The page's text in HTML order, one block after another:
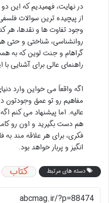
در نهایت، فهمیدیم که این
از پیچیده ترین سوالات
وجود تفاوت ها و نقدها،
روانشناسی، شناختی و
گراهام و جنت لوین که به
راهنمای عالی برای آشنایی با
اگه واقعاً می خواین وارد
مفاهیم رو تو عمق وجودتون
عالیه. اما پیشنهاد می کنم
هم دست بگیرید و اون رو
فکری، برای هر علاقه مند
انگیز و پربار خواهد بود.
دسته های مرتبط کتاب